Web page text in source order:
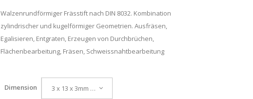
Walzenrundförmiger Frässtift nach DIN 8032. Kombination
zylindrischer und kugelförmiger Geometrien. Ausfräsen,
Egalisieren, Entgraten, Erzeugen von Durchbrüchen,
Flächenbearbeitung, Fräsen, Schweissnahtbearbeitung
Dimension 3 x 13 x 3mm / INOX